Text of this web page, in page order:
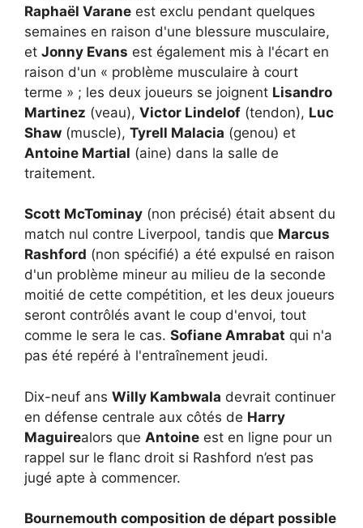
Raphaël Varane est exclu pendant quelques
semaines en raison d'une blessure musculaire,
et Jonny Evans est également mis à l'écart en
raison d'un « problème musculaire à court
terme » ; les deux joueurs se joignent Lisandro
Martinez (veau), Victor Lindelof (tendon), Luc
Shaw (muscle), Tyrell Malacia (genou) et
Antoine Martial (aine) dans la salle de
traitement.
Scott McTominay (non précisé) était absent du
match nul contre Liverpool, tandis que Marcus
Rashford (non spécifié) a été expulsé en raison
d'un problème mineur au milieu de la seconde
moitié de cette compétition, et les deux joueurs
seront contrôlés avant le coup d'envoi, tout
comme le sera le cas. Sofiane Amrabat qui n'a
pas été repéré à l'entraînement jeudi.
Dix-neuf ans Willy Kambwala devrait continuer
en défense centrale aux côtés de Harry
Maguirealors que Antoine est en ligne pour un
rappel sur le flanc droit si Rashford n’est pas
jugé apte à commencer.
Bournemouth composition de départ possible